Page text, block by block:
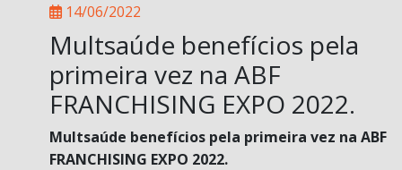
14/06/2022
Multsaúde benefícios pela
primeira vez na ABF
FRANCHISING EXPO 2022.
Multsaúde benefícios pela primeira vez na ABF
FRANCHISING EXPO 2022.